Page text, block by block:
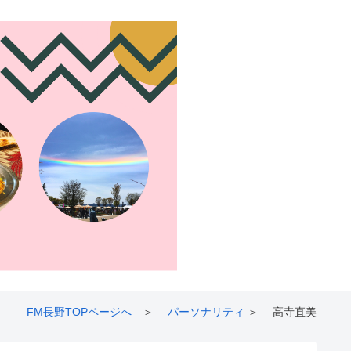
FM長野TOPページへ ＞ パーソナリティ ＞ 高寺直美